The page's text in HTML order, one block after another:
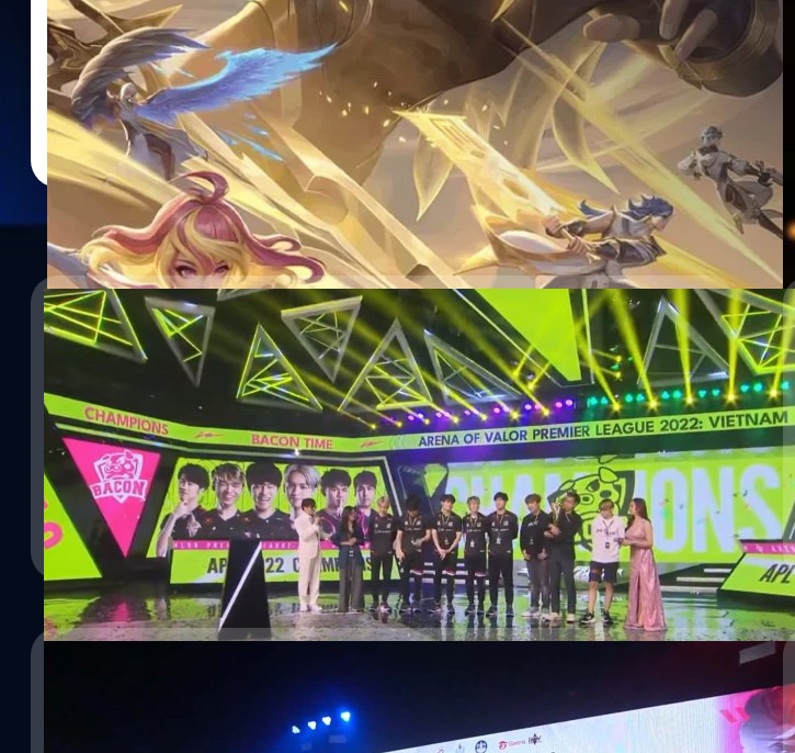
12/12/2022
สุดปัง! Bacon Time คว้าแชมป์นานาชาติ RoV ที่รอคอยมานานกว่า 5 ปีได้
Bacon Time ตัวแทนจากประเทศไทย คว้าแชมป์จากการแข่งขันอีสปอร์ต เกม RoV (Arena of Valor) ในปีนี้
ถึง 3 แชมป์ RoV Pro League 2022 Summer, RoV Pro League 2022 Winter ล่าสุดคว้าแชมป์นานาชาติ
ครั้งแรกกับรายการ Arena of Valor Premier League (APL) 2022 เป็นการแข่งขันกับทีม Saigon Phantom
ทีมเจ้าถิ่นเวียดนาม
ทีมคอนเทนต์ BT | 1333 days ago
Read More
Garena จับมือภาครัฐ ผลักดันพร้อมตั้งเป้า Esports ไทย ให้กลายเป็น
ศูนย์กลางการแข่งขันภูมิภาค SEA